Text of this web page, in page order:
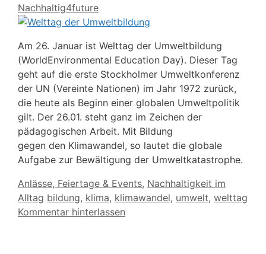
Nachhaltig4future
Am 26. Januar ist Welttag der Umweltbildung
(WorldEnvironmental Education Day). Dieser Tag
geht auf die erste Stockholmer Umweltkonferenz
der UN (Vereinte Nationen) im Jahr 1972 zurück,
die heute als Beginn einer globalen Umweltpolitik
gilt. Der 26.01. steht ganz im Zeichen der
pädagogischen Arbeit. Mit Bildung
gegen den Klimawandel, so lautet die globale
Aufgabe zur Bewältigung der Umweltkatastrophe.
Kategorien
Anlässe, Feiertage & Events, Nachhaltigkeit im
Alltag Schlagwörter
bildung, klima, klimawandel, umwelt, welttag
Kommentar hinterlassen